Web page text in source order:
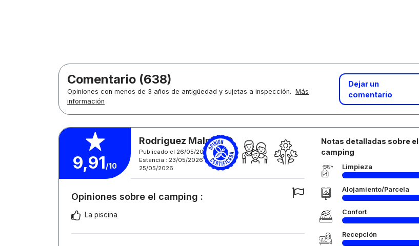
Comentario (638)
Opiniones con menos de 3 años de antigüedad y sujetas a inspección. Más
información
Dejar un
comentario
9,91/10
Rodriguez Malpica S.
Publicado el 26/05/2026
Estancia : 23/05/2026 -
25/05/2026
Opiniones sobre el camping :
La piscina
Notas detalladas sobre el
camping
Limpieza
Alojamiento/Parcela
Confort
Recepción